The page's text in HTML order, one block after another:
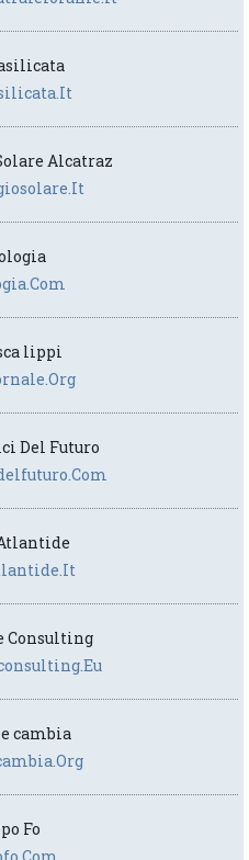
Alcatraz
lippi
Del Futuro
Consulting
cambia
Fo